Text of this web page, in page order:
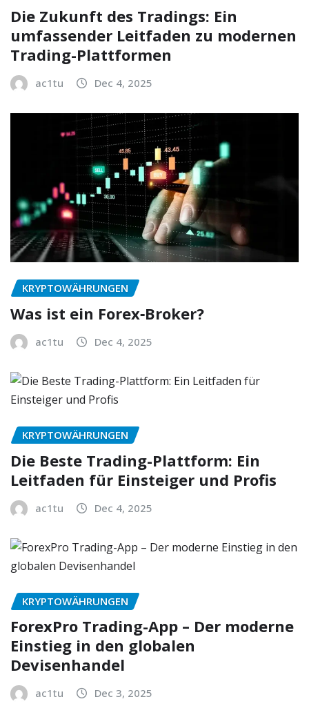
Die Zukunft des Tradings: Ein
umfassender Leitfaden zu modernen
Trading-Plattformen
ac1tu Dec 4, 2025
KRYPTOWÄHRUNGEN
Was ist ein Forex‑Broker?
ac1tu Dec 4, 2025
KRYPTOWÄHRUNGEN
Die Beste Trading-Plattform: Ein
Leitfaden für Einsteiger und Profis
ac1tu Dec 4, 2025
KRYPTOWÄHRUNGEN
ForexPro Trading-App – Der moderne
Einstieg in den globalen
Devisenhandel
ac1tu Dec 3, 2025